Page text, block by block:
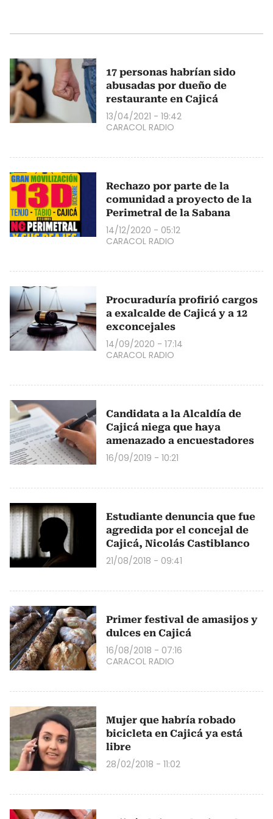
17 personas habrían sido
abusadas por dueño de
restaurante en Cajicá
13/04/2021 - 19:42
CARACOL RADIO
Rechazo por parte de la
comunidad a proyecto de la
Perimetral de la Sabana
14/12/2020 - 05:12
CARACOL RADIO
Procuraduría profirió cargos
a exalcalde de Cajicá y a 12
exconcejales
14/09/2020 - 17:14
CARACOL RADIO
Candidata a la Alcaldía de
Cajicá niega que haya
amenazado a encuestadores
16/09/2019 - 10:21
Estudiante denuncia que fue
agredida por el concejal de
Cajicá, Nicolás Castiblanco
21/08/2018 - 09:41
Primer festival de amasijos y
dulces en Cajicá
16/08/2018 - 07:16
CARACOL RADIO
Mujer que habría robado
bicicleta en Cajicá ya está
libre
28/02/2018 - 11:02